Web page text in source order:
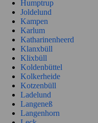
Humptrup
Joldelund
Kampen
Karlum
Katharinenheerd
Klanxbüll
Klixbüll
Koldenbüttel
Kolkerheide
Kotzenbüll
Ladelund
Langeneß
Langenhorn